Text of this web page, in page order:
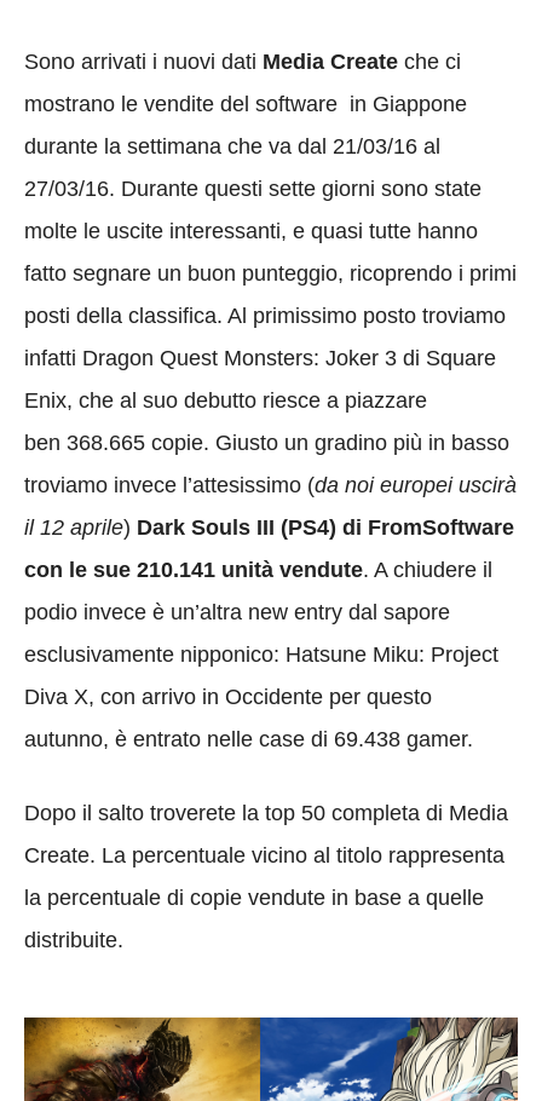
Sono arrivati i nuovi dati Media Create che ci
mostrano le vendite del software in Giappone
durante la settimana che va dal 21/03/16 al
27/03/16. Durante questi sette giorni sono state
molte le uscite interessanti, e quasi tutte hanno
fatto segnare un buon punteggio, ricoprendo i primi
posti della classifica. Al primissimo posto troviamo
infatti Dragon Quest Monsters: Joker 3 di Square
Enix, che al suo debutto riesce a piazzare
ben 368.665 copie. Giusto un gradino più in basso
troviamo invece l’attesissimo (da noi europei uscirà
il 12 aprile) Dark Souls III (PS4) di FromSoftware
con le sue 210.141 unità vendute. A chiudere il
podio invece è un’altra new entry dal sapore
esclusivamente nipponico: Hatsune Miku: Project
Diva X, con arrivo in Occidente per questo
autunno, è entrato nelle case di 69.438 gamer.
Dopo il salto troverete la top 50 completa di Media
Create. La percentuale vicino al titolo rappresenta
la percentuale di copie vendute in base a quelle
distribuite.